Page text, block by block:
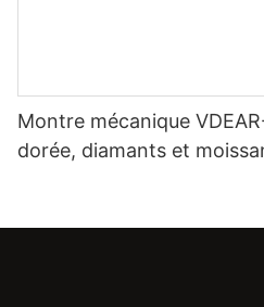
Montre mécanique
dorée, diamants et